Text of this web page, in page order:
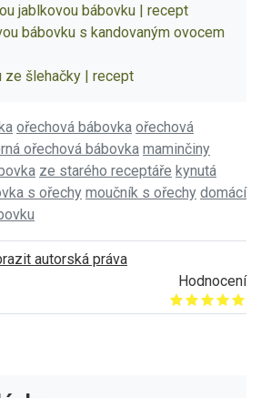
jablkovou bábovku | recept
bábovku s kandovaným ovocem
ze šlehačky | recept
ořechová bábovka ořechová
ořechová bábovka maminčiny
ze starého receptáře kynutá
s ořechy moučník s ořechy domácí
autorská práva
Hodnocení
Give it 1/5
Give it 2/5
Give it 3/5
Give it 4/5
Give it 5/5